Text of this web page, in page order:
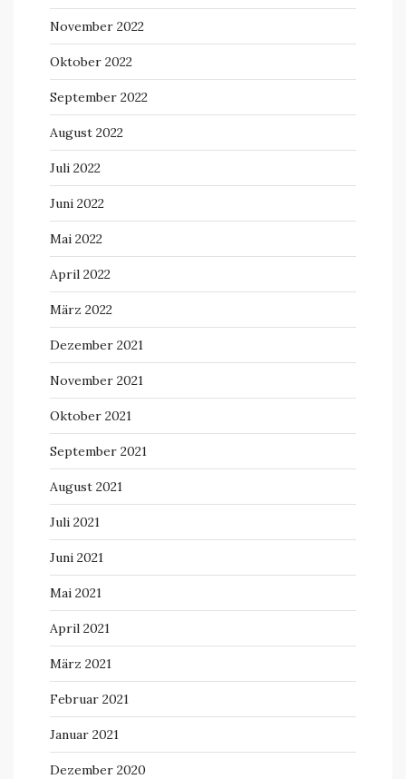
November 2022
Oktober 2022
September 2022
August 2022
Juli 2022
Juni 2022
Mai 2022
April 2022
März 2022
Dezember 2021
November 2021
Oktober 2021
September 2021
August 2021
Juli 2021
Juni 2021
Mai 2021
April 2021
März 2021
Februar 2021
Januar 2021
Dezember 2020